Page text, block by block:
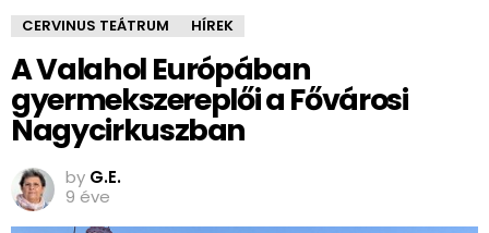
CERVINUS TEÁTRUM HÍREK
A Valahol Európában
gyermekszereplői a Fővárosi
Nagycirkuszban
by G.E.
9 éve